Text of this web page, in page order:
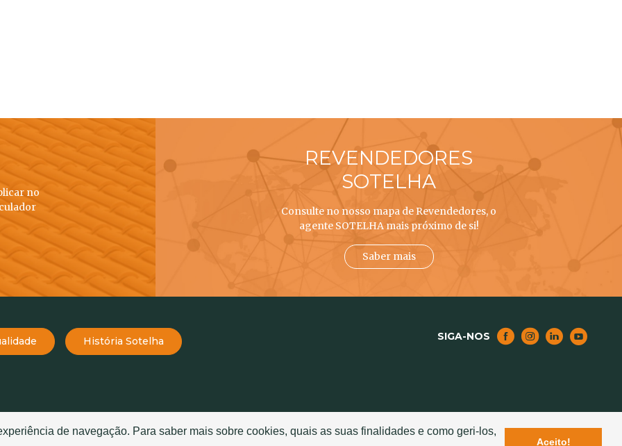
de navegação. Para saber mais sobre cookies, quais as suas finalidades e como geri-los,
Aceito!
no
REVENDEDORES
SOTELHA
Consulte no nosso mapa de Revendedores, o
agente SOTELHA mais próximo de si!
Saber mais
História Sotelha SIGA-NOS